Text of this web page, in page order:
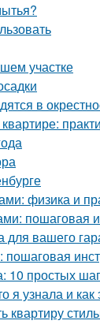
участке
в
физика и
пошаговая
для вашего
пошаговая
10 простых
я узнала и
квартиру